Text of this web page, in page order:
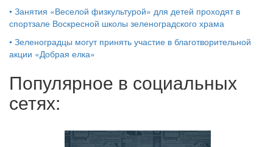
• Занятия «Веселой физкультурой» для детей проходят в
спортзале Воскресной школы зеленоградского храма
• Зеленоградцы могут принять участие в благотворительной
акции «Добрая елка»
Популярное в социальных
сетях: